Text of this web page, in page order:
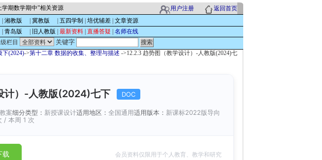
期数学期中”相关资源 用户注册
返回首页
湘教版 冀教版 五四学制 培优辅差 文章资源
青岛版 旧人教版 最新资料 直播答疑 名师在线
栏目 关键字
下(2024)->第十二章 数据的收集、整理与描述 ->12.2.3 趋势图（教学设计）-人教版(2024)七
计）-人教版(2024)七下 DOC
教案细分类型： 新授课设计适用地区：全国通用适用版本： 新课标2022版导向
/ 本周 1 次
载 会员资料仅限用于个人教育、教学和研究